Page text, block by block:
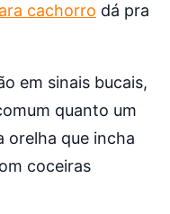
cachorro dá pra
em sinais bucais,
quanto um
orelha que incha
coceiras